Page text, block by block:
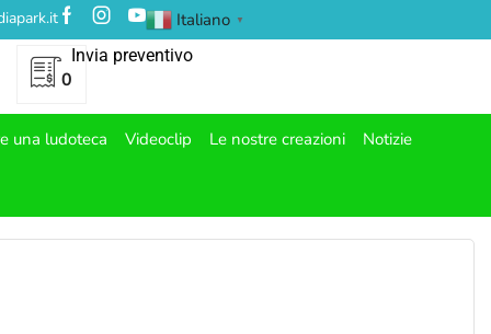
Italiano ▼
0
Invia preventivo
una ludoteca Videoclip Le nostre creazioni Notizie